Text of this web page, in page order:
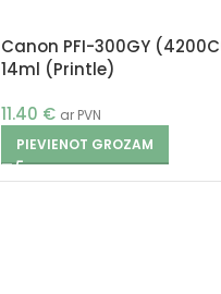
Canon PFI-300GY
14ml (Printle)
11.40 € ar PVN
PIEVIENOT GROZAM